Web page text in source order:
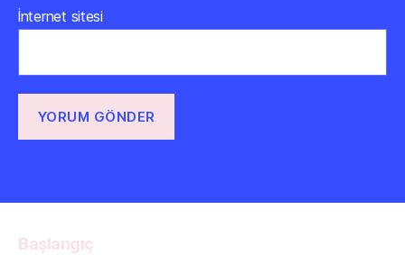
İnternet sitesi
Başlangıç